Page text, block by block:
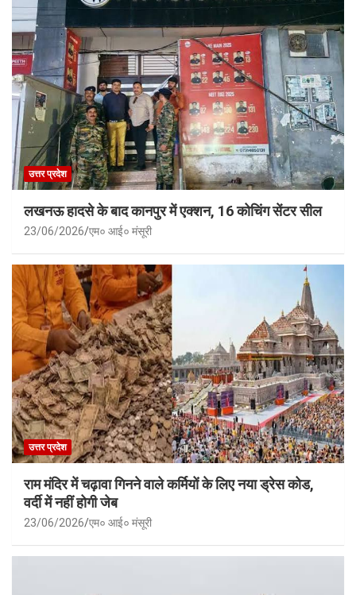
उत्तर प्रदेश
लखनऊ हादसे के बाद कानपुर में एक्शन, 16 कोचिंग सेंटर सील
23/06/2026 एम० आई० मंसूरी
उत्तर प्रदेश
राम मंदिर में चढ़ावा गिनने वाले कर्मियों के लिए नया ड्रेस कोड,
वर्दी में नहीं होगी जेब
23/06/2026 एम० आई० मंसूरी